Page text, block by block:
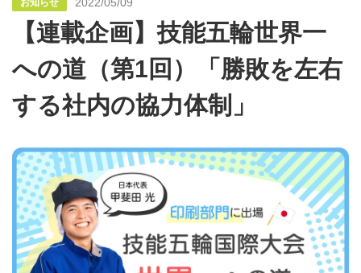
お知らせ
【連載企画】技能五輪世界一
への道（第1回）「勝敗を左右
する社内の協力体制」